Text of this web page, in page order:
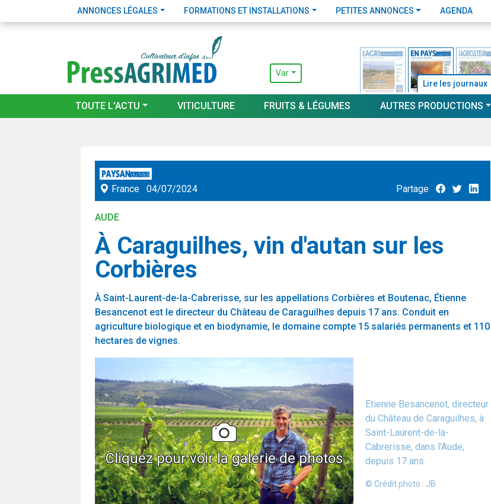
ANNONCES LÉGALES FORMATIONS ET INSTALLATIONS PETITES ANNONCES AGENDA
Var
Lire les journaux
TOUTE L'ACTU VITICULTURE FRUITS & LÉGUMES AUTRES PRODUCTIONS
France 04/07/2024 Partage
AUDE
À Caraguilhes, vin d'autan sur les
Corbières
À Saint-Laurent-de-la-Cabrerisse, sur les appellations Corbières et Boutenac, Étienne
Besancenot est le directeur du Château de Caraguilhes depuis 17 ans. Conduit en
agriculture biologique et en biodynamie, le domaine compte 15 salariés permanents et 110
hectares de vignes.
Cliquez pour voir la galerie de photos
Etienne Besancenot, directeur
du Château de Caraguilhes, à
Saint-Laurent-de-la-
Cabrerisse, dans l'Aude,
depuis 17 ans
© Crédit photo : JB